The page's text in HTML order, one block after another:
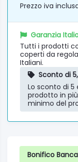
Prezzo iva
Garanzia
Tutti i prodotti
coperti da
Italiani.
Sconto di
Lo sconto di 5
prodotto in
minimo del
Bonifico